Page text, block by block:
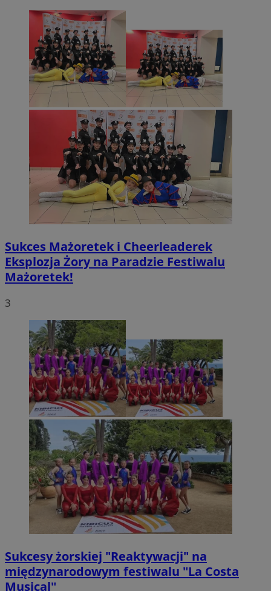
Sukces Mażoretek i Cheerleaderek
Eksplozja Żory na Paradzie Festiwalu
Mażoretek!
3
Sukcesy żorskiej "Reaktywacji" na
międzynarodowym festiwalu "La Costa
Musical"